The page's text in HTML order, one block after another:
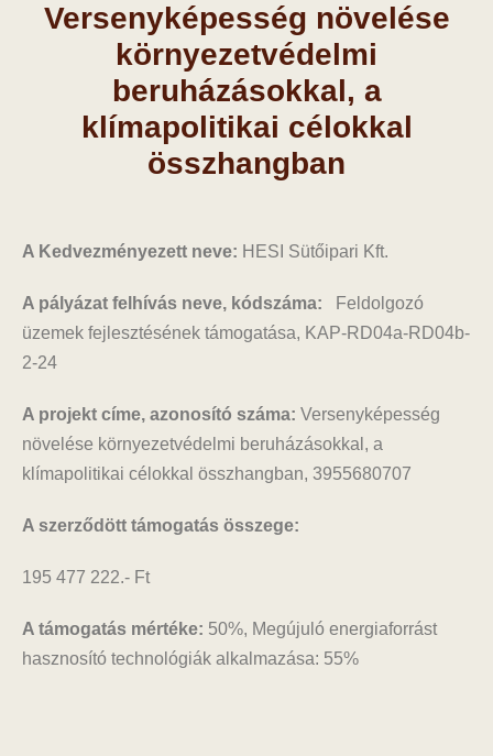
Versenyképesség növelése
környezetvédelmi
beruházásokkal, a
klímapolitikai célokkal
összhangban
A Kedvezményezett neve: HESI Sütőipari Kft.
A pályázat felhívás neve, kódszáma:
Feldolgozó
üzemek fejlesztésének támogatása, KAP-RD04a-RD04b-
2-24
A projekt címe, azonosító száma: Versenyképesség
növelése környezetvédelmi beruházásokkal, a
klímapolitikai célokkal összhangban, 3955680707
A szerződött támogatás összege:
195 477 222.- Ft
A támogatás mértéke: 50%, Megújuló energiaforrást
hasznosító technológiák alkalmazása: 55%